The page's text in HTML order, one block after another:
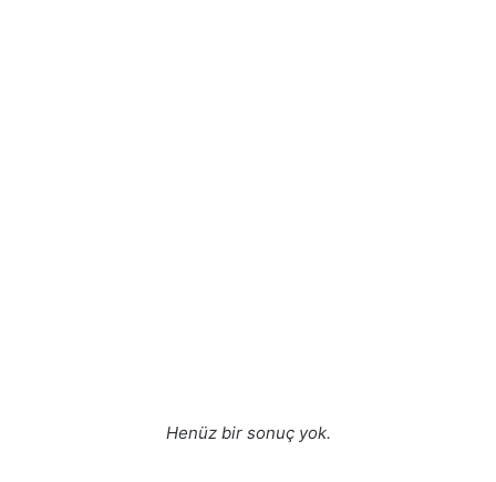
Henüz bir sonuç yok.